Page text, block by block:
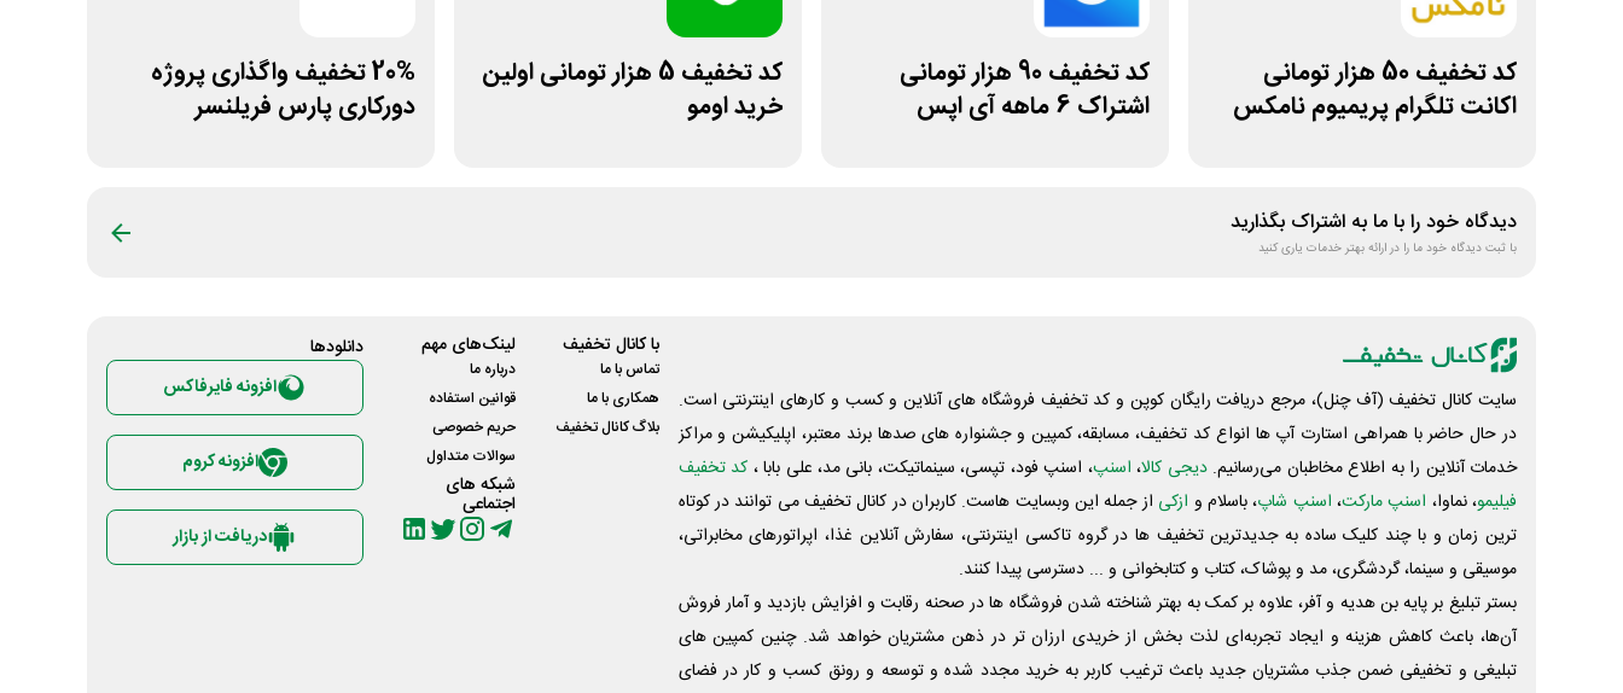
کد تخفیف 50 هزار تومانی
اکانت تلگرام پریمیوم نامکس
کد تخفیف 90 هزار تومانی
اشتراک 6 ماهه آی اپس
کد تخفیف 5 هزار تومانی اولین
خرید اومو
20% تخفیف واگذاری پروژه
دورکاری پارس فریلنسر
دیدگاه خود را با ما به اشتراک بگذارید
با ثبت دیدگاه خود ما را در ارائه بهتر خدمات یاری کنید
سایت کانال تخفیف (آف چنل)، مرجع دریافت رایگان کوپن و کد تخفیف فروشگاه های آنلاین و کسب و‌ کارهای اینترنتی است.
در حال حاضر با همراهی استارت آپ ها انواع کد تخفیف، مسابقه، کمپین و جشنواره های صدها برند معتبر، اپلیکیشن و مراکز
خدمات آنلاین را به اطلاع مخاطبان می‌رسانیم. دیجی کالا، اسنپ، اسنپ فود، تپسی، سینماتیکت، بانی مد، علی‌ بابا ، کد تخفیف
فیلیمو، نماوا، اسنپ مارکت، اسنپ شاپ، باسلام و ازکی از جمله این وبسایت ‌هاست. کاربران در کانال تخفیف می توانند در کوتاه
ترین زمان و با چند کلیک ساده به جدیدترین تخفیف ها در گروه تاکسی اینترنتی، سفارش آنلاین غذا، اپراتورهای مخابراتی،
موسیقی و سینما، گردشگری، مد و پوشاک، کتاب و کتابخوانی و ... دسترسی پیدا کنند.
بستر تبلیغ بر پایه بن هدیه و آفر، علاوه بر کمک به بهتر شناخته شدن فروشگاه ها در صحنه رقابت و افزایش بازدید و آمار فروش
آن‌ها، باعث کاهش هزینه و ایجاد تجربه‌ای لذت بخش از خریدی ارزان تر در ذهن مشتریان خواهد شد. چنین کمپین های
تبلیغی و تخفیفی ضمن جذب مشتریان جدید باعث ترغیب کاربر به خرید مجدد شده و توسعه و رونق کسب و کار در فضای
با کانال تخفیف
تماس با ما
همکاری با ما
بلاگ کانال تخفیف
لینک‌های مهم
درباره ما
قوانین استفاده
حریم خصوصی
سوالات متداول
شبکه های
اجتماعی
دانلود‌ها
افزونه فایرفاکس
افزونه کروم
دریافت از بازار